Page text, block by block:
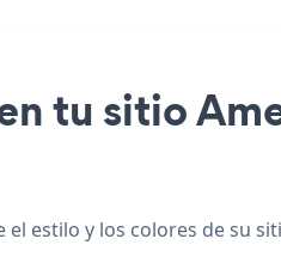
tu sitio
estilo y los colores de su